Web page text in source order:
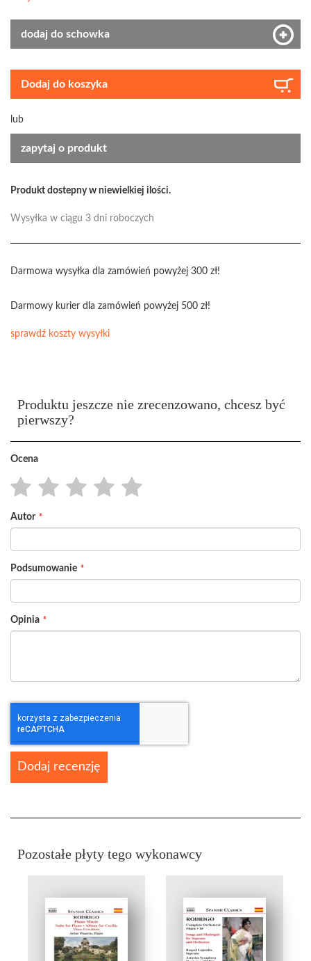
dodaj do schowka
Dodaj do koszyka
lub
zapytaj o produkt
Produkt dostepny w niewielkiej ilości.
Wysyłka w ciągu 3 dni roboczych
Darmowa wysyłka dla zamówień powyżej 300 zł!
Darmowy kurier dla zamówień powyżej 500 zł!
sprawdź koszty wysyłki
Produktu jeszcze nie zrecenzowano, chcesz być
pierwszy?
Ocena
star
stars
stars
stars
stars
Autor
Podsumowanie
Opinia
Dodaj recenzję
Pozostałe płyty tego wykonawcy